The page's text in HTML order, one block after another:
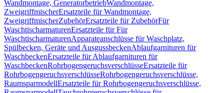
Wandmontage, GeneratorbetriebWandmontage,
ZweigriffmischerErsatzteile für Wandmontage,
ZweigriffmischerZubehörErsatzteile für ZubehörFür
WaschtischarmaturenErsatzteile für Für
WaschtischarmaturenApparateanschlüsse für Waschplatz,
Spülbecken, Geräte und AusgussbeckenAblaufgarnituren für
WaschbeckenErsatzteile für Ablaufgarnituren für
WaschbeckenRohrbogengeruchsverschlüsseErsatzteile für
RohrbogengeruchsverschlüsseRohrbogengeruchsverschlüsse,
RaumsparmodellErsatzteile für Rohrbogengeruchsverschlüsse,